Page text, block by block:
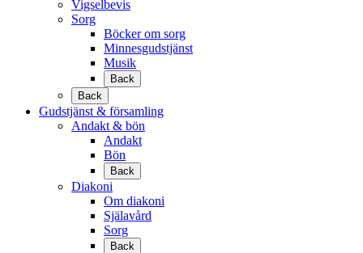
Vigselbevis
Sorg
Böcker om sorg
Minnesgudstjänst
Musik
Back
Back
Gudstjänst & församling
Andakt & bön
Andakt
Bön
Back
Diakoni
Om diakoni
Själavård
Sorg
Back